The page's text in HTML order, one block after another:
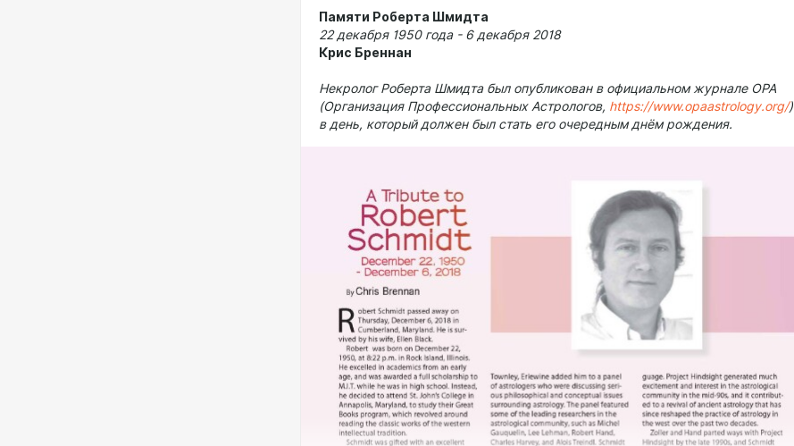
Памяти Роберта Шмидта
22 декабря 1950 года - 6 декабря 2018
Крис Бреннан
Некролог Роберта Шмидта был опубликован в официальном журнале OPA
(Организация Профессиональных Астрологов, https://www.opaastrology.org/)
в день, который должен был стать его очередным днём рождения.